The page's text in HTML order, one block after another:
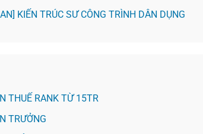
KIẾN TRÚC SƯ CÔNG TRÌNH DÂN DỤNG
THUẾ RANK TỪ 15TR
TRƯỞNG